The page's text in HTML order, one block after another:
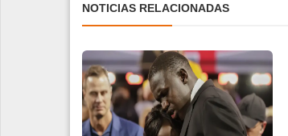
NOTICIAS RELACIONADAS